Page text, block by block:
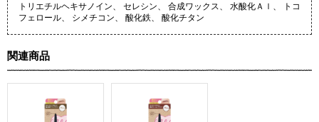
トリエチルヘキサノイン、 セレシン、 合成ワックス、 水酸化Ａｌ、 トコ
フェロール、 シメチコン、 酸化鉄、 酸化チタン
関連商品